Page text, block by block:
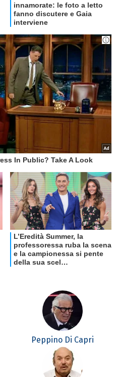
Peppino Di Capri